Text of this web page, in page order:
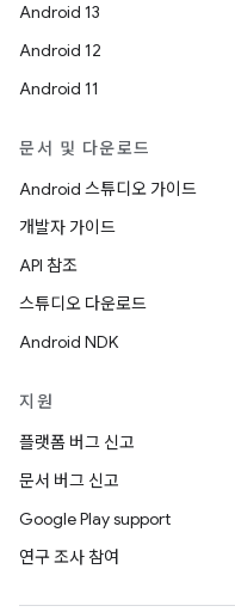
Android 13
Android 12
Android 11
문서 및 다운로드
Android 스튜디오 가이드
개발자 가이드
API 참조
스튜디오 다운로드
Android NDK
지원
플랫폼 버그 신고
문서 버그 신고
Google Play support
연구 조사 참여